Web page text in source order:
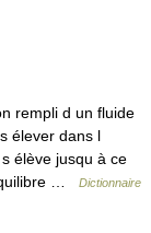
rempli d un fluide
élever dans l
élève jusqu à ce
…
Dictionnaire